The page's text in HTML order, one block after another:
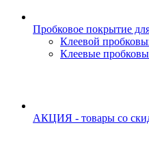
Пробковое покрытие
Клеевой
Клеевые
АКЦИЯ - товары со